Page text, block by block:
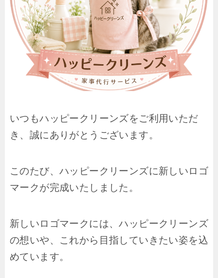
いつもハッピークリーンズをご利用いただ
き、誠にありがとうございます。
このたび、ハッピークリーンズに新しいロゴ
マークが完成いたしました。
新しいロゴマークには、ハッピークリーンズ
の想いや、これから目指していきたい姿を込
めています。